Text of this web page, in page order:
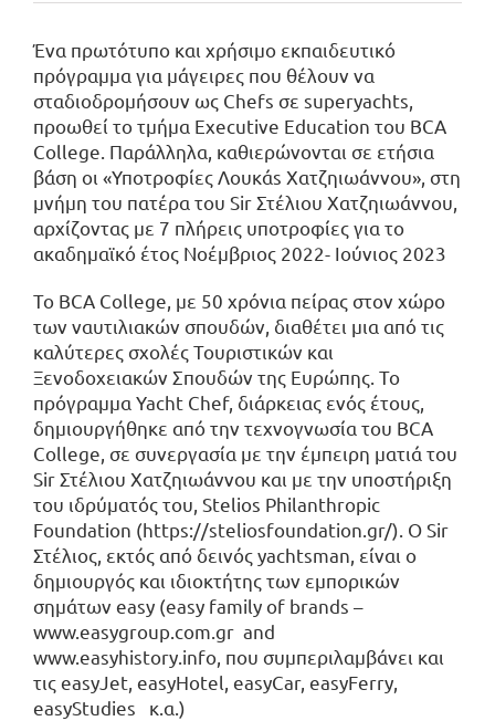
Ένα πρωτότυπο και χρήσιμο εκπαιδευτικό
πρόγραμμα για μάγειρες που θέλουν να
σταδιοδρομήσουν ως Chefs σε superyachts,
προωθεί το τμήμα Executive Education του BCA
College. Παράλληλα, καθιερώνονται σε ετήσια
βάση οι «Υποτροφίες Λουκάs Χατζηιωάννου», στη
μνήμη του πατέρα του Sir Στέλιου Χατζηιωάννου,
αρχίζοντας με 7 πλήρεις υποτροφίες για το
ακαδημαϊκό έτος Νοέμβριος 2022- Ιούνιος 2023
Το BCA College, με 50 χρόνια πείρας στον χώρο
των ναυτιλιακών σπουδών, διαθέτει μια από τις
καλύτερες σχολές Τουριστικών και
Ξενοδοχειακών Σπουδών της Ευρώπης. To
πρόγραμμα Yacht Chef, διάρκειας ενός έτους,
δημιουργήθηκε από την τεχνογνωσία του BCA
College, σε συνεργασία με την έμπειρη ματιά του
Sir Στέλιου Χατζηιωάννου και με την υποστήριξη
του ιδρύματός του, Stelios Philanthropic
Foundation (https://steliosfoundation.gr/). Ο Sir
Στέλιος, εκτός από δεινός yachtsman, είναι o
δημιουργός και ιδιοκτήτης των εμπορικών
σημάτων easy (easy family of brands –
www.easygroup.com.gr and
www.easyhistory.info, που συμπεριλαμβάνει και
τις easyJet, easyHotel, easyCar, easyFerry,
easyStudies κ.α.)